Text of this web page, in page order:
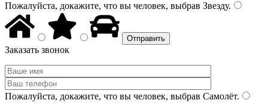
Пожалуйста, докажите, что вы человек, выбрав Звезду.
Заказать звонок
Пожалуйста, докажите, что вы человек, выбрав Самолёт.